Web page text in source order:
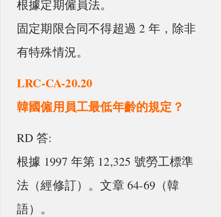
根據定期僱員法。
固定期限合同不得超過 2 年，除非
有特殊情況。
LRC-CA-20.20
韓國僱用員工最低年齡的規定？
RD 答:
根據 1997 年第 12,325 號勞工標準
法（經修訂）。文章 64-69（韓
語）。